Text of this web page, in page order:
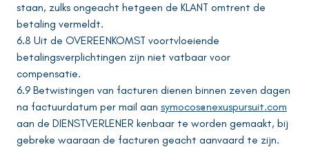
staan, zulks ongeacht hetgeen de KLANT omtrent de
betaling vermeldt.
6.8 Uit de OVEREENKOMST voortvloeiende
betalingsverplichtingen zijn niet vatbaar voor
compensatie.
6.9 Betwistingen van facturen dienen binnen zeven dagen
na factuurdatum per mail aan symocos@nexuspursuit.com
aan de DIENSTVERLENER kenbaar te worden gemaakt, bij
gebreke waaraan de facturen geacht aanvaard te zijn.